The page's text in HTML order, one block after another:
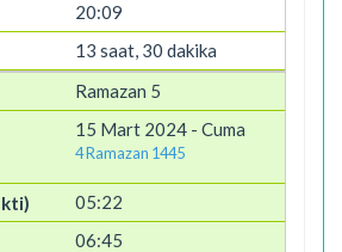
20:09
13 saat, 30 dakika
Ramazan 5
15 Mart 2024 - Cuma
4 Ramazan 1445
05:22
06:45